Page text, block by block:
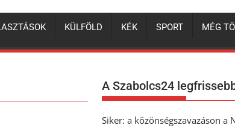
KÜLFÖLD KÉK SPORT MÉG
A Szabolcs24
Siker: a közönségszavazáson a